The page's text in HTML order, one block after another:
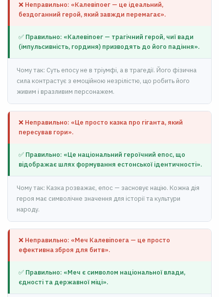
❌ Неправильно: «Калевіпоег — це ідеальний,
бездоганний герой, який завжди перемагає».
✅ Правильно: «Калевіпоег — трагічний герой, чиї вади
(імпульсивність, гординя) призводять до його падіння».
Чому так: Суть епосу не в тріумфі, а в трагедії. Його фізична
сила контрастує з емоційною незрілістю, що робить його
живим і вразливим персонажем.
❌ Неправильно: «Це просто казка про гіганта, який
пересував гори».
✅ Правильно: «Це національний героїчний епос, що
відображає шлях формування естонської ідентичності».
Чому так: Казка розважає, епос — засновує націю. Кожна дія
героя має символічне значення для історії та культури
народу.
❌ Неправильно: «Меч Калевіпоега — це просто
ефективна зброя для битв».
✅ Правильно: «Меч є символом національної влади,
єдності та державної міці».